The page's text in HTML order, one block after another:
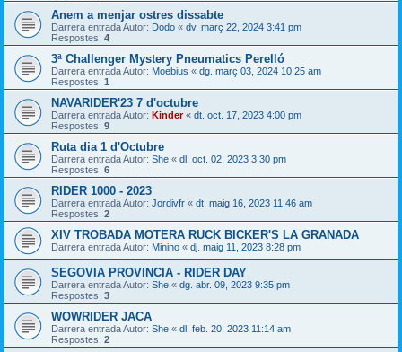
Anem a menjar ostres dissabte
Darrera entrada Autor: Dodo « dv. març 22, 2024 3:41 pm
Respostes: 4
3ª Challenger Mystery Pneumatics Perelló
Darrera entrada Autor: Moebius « dg. març 03, 2024 10:25 am
Respostes: 1
NAVARIDER'23 7 d'octubre
Darrera entrada Autor: Kinder« dt. oct. 17, 2023 4:00 pm
Respostes: 9
Ruta dia 1 d'Octubre
Darrera entrada Autor: She « dl. oct. 02, 2023 3:30 pm
Respostes: 6
RIDER 1000 - 2023
Darrera entrada Autor: Jordivfr « dt. maig 16, 2023 11:46 am
Respostes: 2
XIV TROBADA MOTERA RUCK BICKER'S LA GRANADA
Darrera entrada Autor: Minino « dj. maig 11, 2023 8:28 pm
SEGOVIA PROVINCIA - RIDER DAY
Darrera entrada Autor: She « dg. abr. 09, 2023 9:35 pm
Respostes: 3
WOWRIDER JACA
Darrera entrada Autor: She « dl. feb. 20, 2023 11:14 am
Respostes: 2